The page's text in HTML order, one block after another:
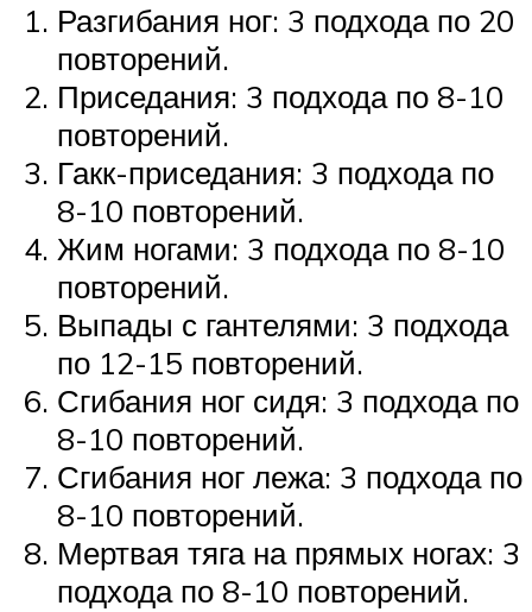
Разгибания ног: 3 подхода по 20
повторений.
Приседания: 3 подхода по 8-10
повторений.
Гакк-приседания: 3 подхода по
8-10 повторений.
Жим ногами: 3 подхода по 8-10
повторений.
Выпады с гантелями: 3 подхода
по 12-15 повторений.
Сгибания ног сидя: 3 подхода по
8-10 повторений.
Сгибания ног лежа: 3 подхода по
8-10 повторений.
Мертвая тяга на прямых ногах: 3
подхода по 8-10 повторений.